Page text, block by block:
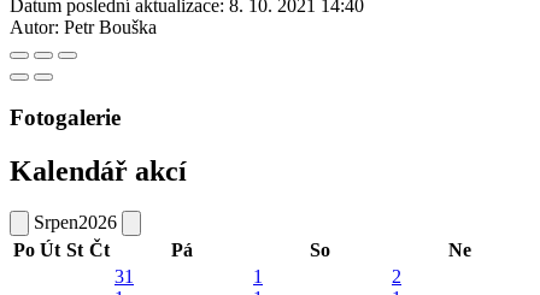
Datum poslední aktualizace: 8. 10. 2021 14:40
Autor: Petr Bouška
Fotogalerie
Kalendář akcí
Srpen2026
Po Út St Čt Pá So Ne
31
1
2